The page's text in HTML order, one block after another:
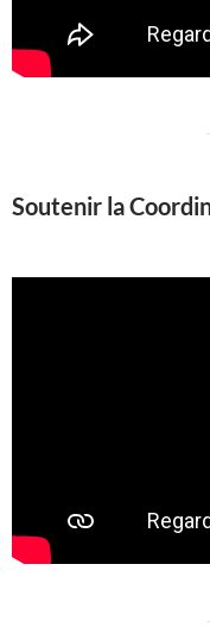
Soutenir la